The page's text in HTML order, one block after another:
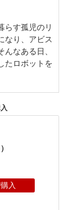
らす孤児のリ
なり、アビス
なある日、
たロボットを
入